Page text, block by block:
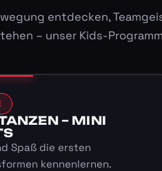
entdecken,
– unser Kids-
– MINI
Spaß die ersten
kennenlernen.